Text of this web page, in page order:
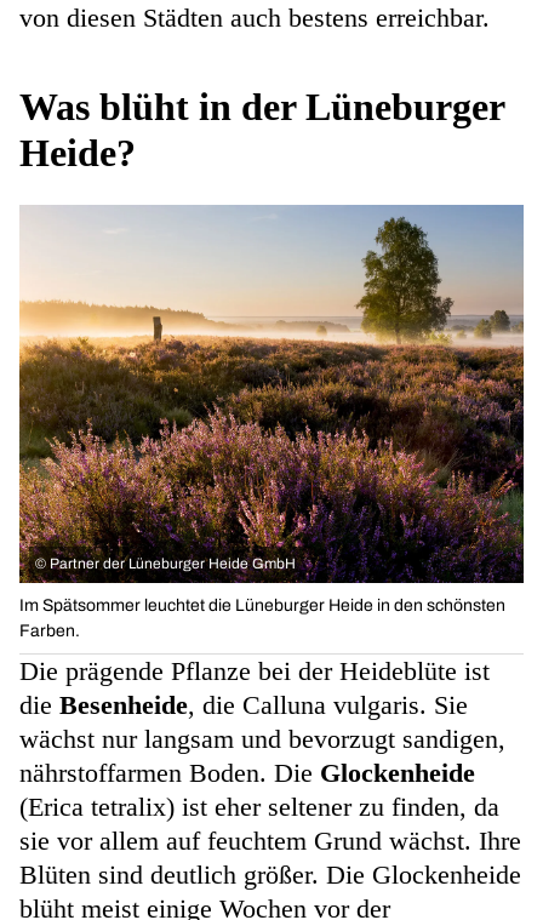
von diesen Städten auch bestens erreichbar.
Was blüht in der Lüneburger
Heide?
© Partner der Lüneburger Heide GmbH
Im Spätsommer leuchtet die Lüneburger Heide in den schönsten
Farben.
Die prägende Pflanze bei der Heideblüte ist
die Besenheide, die Calluna vulgaris. Sie
wächst nur langsam und bevorzugt sandigen,
nährstoffarmen Boden. Die Glockenheide
(Erica tetralix) ist eher seltener zu finden, da
sie vor allem auf feuchtem Grund wächst. Ihre
Blüten sind deutlich größer. Die Glockenheide
blüht meist einige Wochen vor der